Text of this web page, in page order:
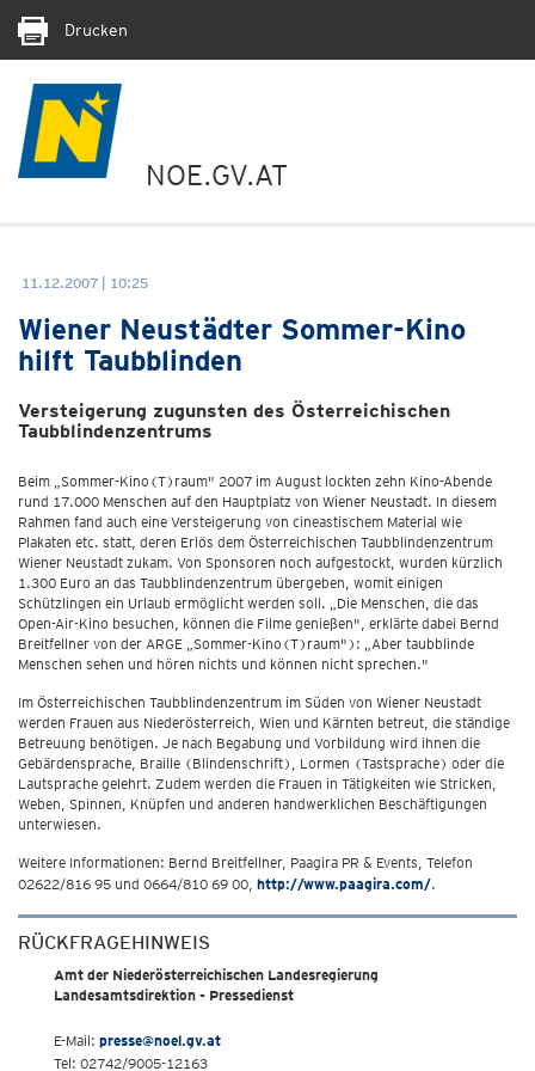
Drucken
NOE.GV.AT
11.12.2007 | 10:25
Wiener Neustädter Sommer-Kino
hilft Taubblinden
Versteigerung zugunsten des Österreichischen
Taubblindenzentrums
Beim „Sommer-Kino(T)raum" 2007 im August lockten zehn Kino-Abende
rund 17.000 Menschen auf den Hauptplatz von Wiener Neustadt. In diesem
Rahmen fand auch eine Versteigerung von cineastischem Material wie
Plakaten etc. statt, deren Erlös dem Österreichischen Taubblindenzentrum
Wiener Neustadt zukam. Von Sponsoren noch aufgestockt, wurden kürzlich
1.300 Euro an das Taubblindenzentrum übergeben, womit einigen
Schützlingen ein Urlaub ermöglicht werden soll. „Die Menschen, die das
Open-Air-Kino besuchen, können die Filme genießen", erklärte dabei Bernd
Breitfellner von der ARGE „Sommer-Kino(T)raum"): „Aber taubblinde
Menschen sehen und hören nichts und können nicht sprechen."
Im Österreichischen Taubblindenzentrum im Süden von Wiener Neustadt
werden Frauen aus Niederösterreich, Wien und Kärnten betreut, die ständige
Betreuung benötigen. Je nach Begabung und Vorbildung wird ihnen die
Gebärdensprache, Braille (Blindenschrift), Lormen (Tastsprache) oder die
Lautsprache gelehrt. Zudem werden die Frauen in Tätigkeiten wie Stricken,
Weben, Spinnen, Knüpfen und anderen handwerklichen Beschäftigungen
unterwiesen.
Weitere Informationen: Bernd Breitfellner, Paagira PR & Events, Telefon
02622/816 95 und 0664/810 69 00, http://www.paagira.com/.
RÜCKFRAGEHINWEIS
Amt der Niederösterreichischen Landesregierung
Landesamtsdirektion - Pressedienst
E-Mail: presse@noel.gv.at
Tel: 02742/9005-12163